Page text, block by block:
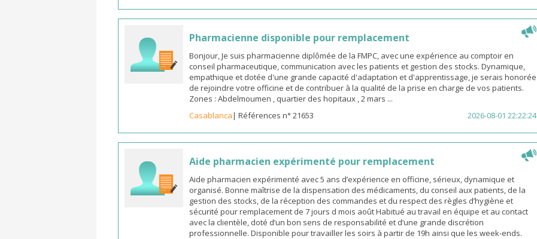
Pharmacienne disponible pour remplacement
Bonjour, Je suis pharmacienne diplômée de la FMPC, avec une expérience au comptoir en
conseil pharmaceutique, communication avec les patients et gestion des stocks. Dynamique,
empathique et dotée d'une grande capacité d'adaptation et d'apprentissage, je serais honorée
de rejoindre votre officine et de contribuer à la qualité de la prise en charge de vos patients.
Zones : Abdelmoumen , quartier des hopitaux , 2 mars ...
Casablanca| Références n° 21653 2026-08-01 22:22:24
Aide pharmacien expérimenté pour remplacement
Aide pharmacien expérimenté avec 5 ans d’expérience en officine, sérieux, dynamique et
organisé. Bonne maîtrise de la dispensation des médicaments, du conseil aux patients, de la
gestion des stocks, de la réception des commandes et du respect des règles d’hygiène et
sécurité pour remplacement de 7 jours d mois août Habitué au travail en équipe et au contact
avec la clientèle, doté d’un bon sens de responsabilité et d’une grande discrétion
professionnelle. Disponible pour travailler les soirs à partir de 19h ainsi que les week-ends.